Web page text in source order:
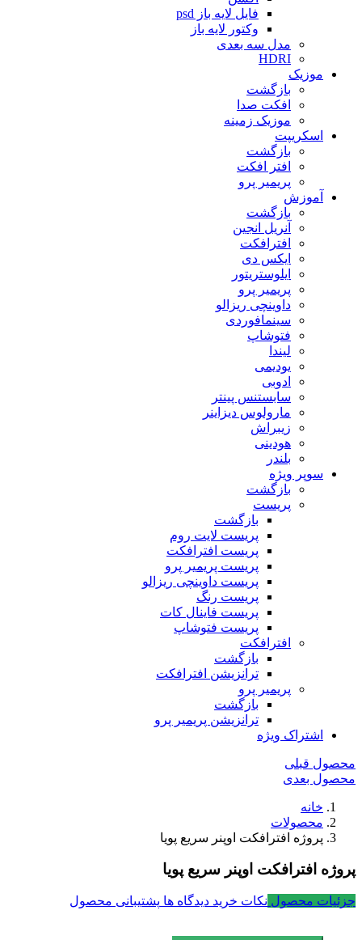
فایل لایه باز psd
وکتور لایه باز
مدل سه بعدی
HDRI
موزیک
بازگشت
افکت صدا
موزیک زمینه
اسکریپت
بازگشت
افتر افکت
پریمیر پرو
آموزش
بازگشت
آنریل انجین
افترافکت
ایکس دی
ایلوستریتور
پریمیر پرو
داوینچی ریزالو
سینمافوردی
فتوشاپ
لیندا
یودیمی
ادوبی
سابستنس پینتر
مارولوس دیزاینر
زیبراش
هودینی
بلندر
سوپر ویژه
بازگشت
پریست
بازگشت
پریست لایت روم
پریست افترافکت
پریست پریمیر پرو
پریست داوینچی ریزالو
پریست رنگ
پریست فاینال کات
پریست فتوشاپ
افترافکت
بازگشت
ترانزیشن افترافکت
پریمیر پرو
بازگشت
ترانزیشن پریمیر پرو
اشتراک ویژه
محصول قبلی
محصول بعدی
خانه
محصولات
پروژه افترافکت اوپنر سریع پویا
پروژه افترافکت اوپنر سریع پویا
جزئیات محصول نکات خرید دیدگاه ها پشتیبانی محصول